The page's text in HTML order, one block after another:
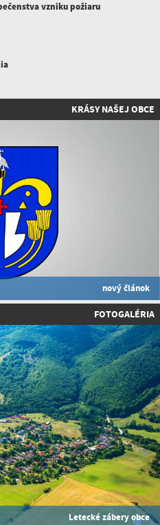
vzniku požiaru
KRÁSY NAŠEJ OBCE
nový článok
FOTOGALÉRIA
Letecké zábery obce